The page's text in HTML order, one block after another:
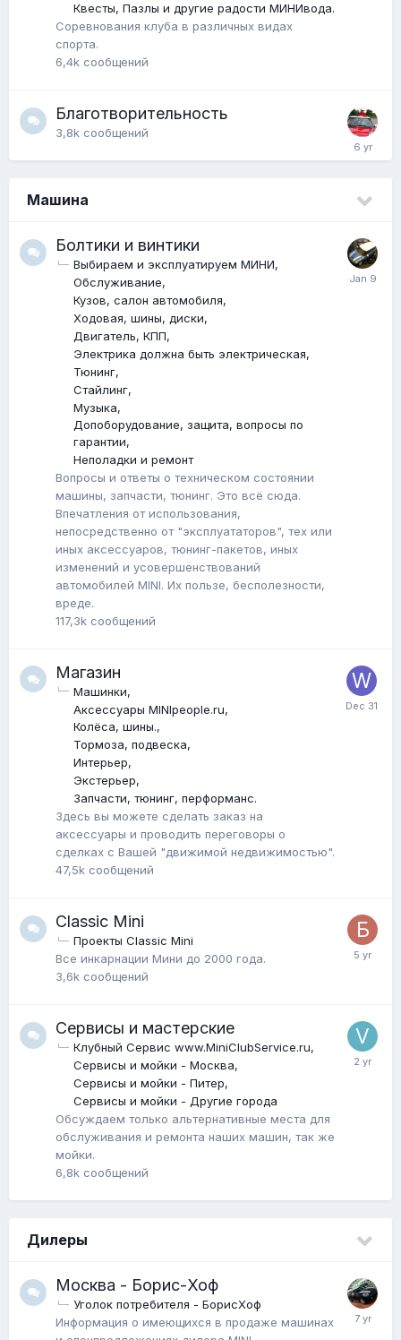
Квесты, Пазлы и другие радости МИНИвода.
Соревнования клуба в различных видах
спорта.
6,4k сообщений
Благотворительность
3,8k сообщений
Машина
Болтики и винтики
Выбираем и эксплуатируем МИНИ
Обслуживание
Кузов, салон автомобиля
Ходовая, шины, диски
Двигатель, КПП
Электрика должна быть электрическая
Тюнинг
Стайлинг
Музыка
Допоборудование, защита, вопросы по
гарантии
Неполадки и ремонт
Вопросы и ответы о техническом состоянии
машины, запчасти, тюнинг. Это всё сюда.
Впечатления от использования,
непосредственно от "эксплуататоров", тех или
иных аксессуаров, тюнинг-пакетов, иных
изменений и усовершенствований
автомобилей MINI. Их пользе, бесполезности,
вреде.
117,3k сообщений
Магазин
Машинки
Аксессуары MINIpeople.ru
Колёса, шины.
Тормоза, подвеска
Интерьер
Экстерьер
Запчасти, тюнинг, перформанс.
Здесь вы можете сделать заказ на
аксессуары и проводить переговоры о
сделках с Вашей "движимой недвижимостью".
47,5k сообщений
Classic Mini
Проекты Classic Mini
Все инкарнации Мини до 2000 года.
3,6k сообщений
Сервисы и мастерские
Клубный Сервис www.MiniClubService.ru
Сервисы и мойки - Москва
Сервисы и мойки - Питер
Сервисы и мойки - Другие города
Обсуждаем только альтернативные места для
обслуживания и ремонта наших машин, так же
мойки.
6,8k сообщений
Дилеры
Москва - Борис-Хоф
Уголок потребителя - БорисХоф
Информация о имеющихся в продаже машинах